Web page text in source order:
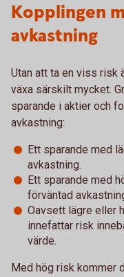
Kopplingen
avkastning
Utan att ta en viss risk
växa särskilt mycket.
sparande i aktier och
avkastning:
Ett sparande med
avkastning.
Ett sparande med
förväntad
Oavsett lägre eller
innefattar risk
värde.
Med hög risk kommer